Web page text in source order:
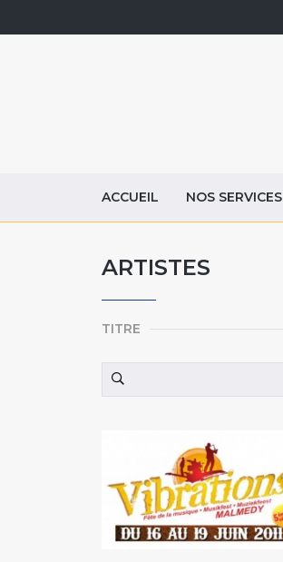
ACCUEIL NOS SERVICES
ARTISTES
TITRE